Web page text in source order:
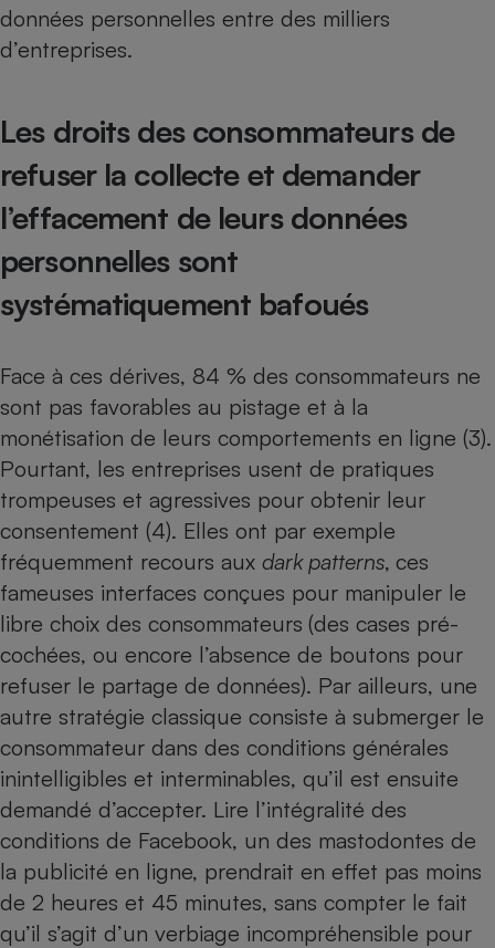
données personnelles entre des milliers
d’entreprises.
Les droits des consommateurs de
refuser la collecte et demander
l’effacement de leurs données
personnelles sont
systématiquement bafoués
Face à ces dérives, 84 % des consommateurs ne
sont pas favorables au pistage et à la
monétisation de leurs comportements en ligne (3).
Pourtant, les entreprises usent de pratiques
trompeuses et agressives pour obtenir leur
consentement (4). Elles ont par exemple
fréquemment recours aux dark patterns, ces
fameuses interfaces conçues pour manipuler le
libre choix des consommateurs (des cases pré-
cochées, ou encore l’absence de boutons pour
refuser le partage de données). Par ailleurs, une
autre stratégie classique consiste à submerger le
consommateur dans des conditions générales
inintelligibles et interminables, qu’il est ensuite
demandé d’accepter. Lire l’intégralité des
conditions de Facebook, un des mastodontes de
la publicité en ligne, prendrait en effet pas moins
de 2 heures et 45 minutes, sans compter le fait
qu’il s’agit d’un verbiage incompréhensible pour